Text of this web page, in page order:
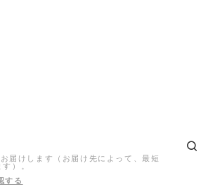
届けします（お届け先によって、最短
）。
する